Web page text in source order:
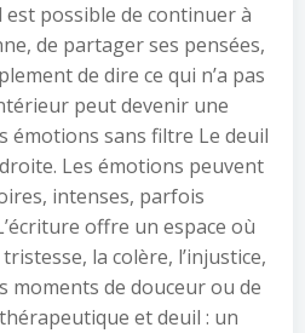
est possible de continuer à
de partager ses pensées,
de dire ce qui n’a pas
peut devenir une
émotions sans filtre Le deuil
Les émotions peuvent
intenses, parfois
offre un espace où
la colère, l’injustice,
moments de douceur ou de
et deuil : un